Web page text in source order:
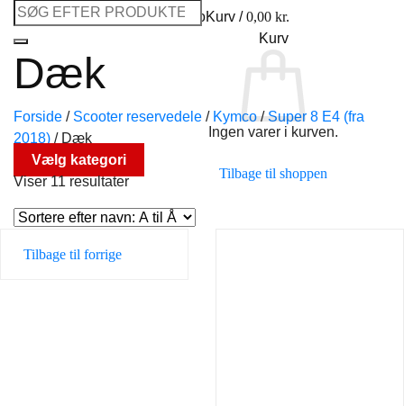
Log ind / Opret en kundekontoKurv /0,00 kr.
Kurv
Ingen varer i kurven.
Tilbage til shoppen
Søg
efter:
Dæk
Forside / Scooter reservedele / Kymco / Super 8 E4 (fra
2018) /Dæk
Vælg kategori
Viser 11 resultater
Tilbage til forrige